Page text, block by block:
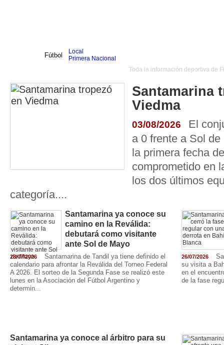
Fútbol
Local
Primera Nacional
Agrario
Automovilismo Básquet Rugby Tenis Más
Voley
Toda la información deportiva de
Santamarina
Viedma
03/08/2026
El
a 0 frente a Sol
la primera fecha
comprometido en
los dos últimos
categoría....
Santamarina ya conoce su
camino en la Reválida:
debutará como visitante
ante Sol de Mayo
28/07/2026
Santamarina de Tandil ya tiene definido el
calendario para afrontar la Reválida del Torneo Federal
A 2026. El sorteo de la Segunda Fase se realizó este
lunes en la Asociación del Fútbol Argentino y
determin...
26/07/2026
su visita a
en el
de la fase
Santamarina ya conoce al árbitro para su